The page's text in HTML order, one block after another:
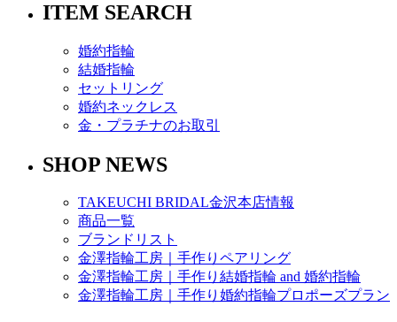
ITEM SEARCH
婚約指輪
結婚指輪
セットリング
婚約ネックレス
金・プラチナのお取引
SHOP NEWS
TAKEUCHI BRIDAL金沢本店情報
商品一覧
ブランドリスト
金澤指輪工房｜手作りペアリング
金澤指輪工房｜手作り結婚指輪 and 婚約指輪
金澤指輪工房｜手作り婚約指輪プロポーズプラン